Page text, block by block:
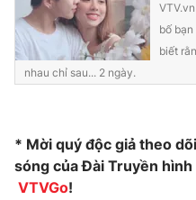
Cơ quan chủ quản:Đài
Cơ quan báo chí:Thời báo
Giấy phép hoạt động báo in
Phó Tổng Biên tập:Nguyễn
Nguyễn Trọng Ninh
Tổng đài VTV:
bố
biết
nhau chỉ sau... 2 ngày.
* Mời quý độc giả theo
sóng của Đài Truyền
VTVGo!